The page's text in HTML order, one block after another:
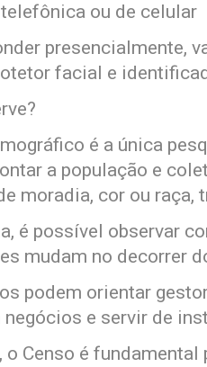
ou de celular
presencialmente,
facial e
é a única
a população e
moradia, cor ou raça,
é possível observar
mudam no decorrer
podem orientar
e servir de
Censo é fundamental